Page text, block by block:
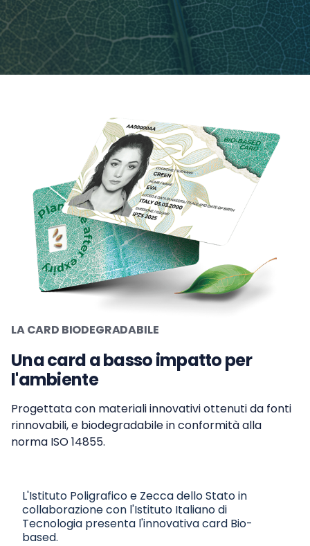
LA CARD BIODEGRADABILE
Una card a basso impatto per
l'ambiente
Progettata con materiali innovativi ottenuti da fonti
rinnovabili, e biodegradabile in conformità alla
norma ISO 14855.
L'Istituto Poligrafico e Zecca dello Stato in
collaborazione con l'Istituto Italiano di
Tecnologia presenta l'innovativa card Bio-
based.